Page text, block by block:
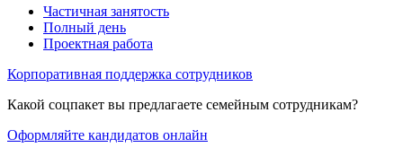
Частичная занятость
Полный день
Проектная работа
Корпоративная поддержка сотрудников
Какой соцпакет вы предлагаете семейным сотрудникам?
Оформляйте кандидатов онлайн